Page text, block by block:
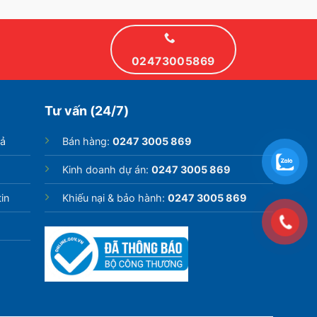
02473005869
Tư vấn (24/7)
Bán hàng: 0247 3005 869
Kinh doanh dự án: 0247 3005 869
Khiếu nại & bảo hành: 0247 3005 869